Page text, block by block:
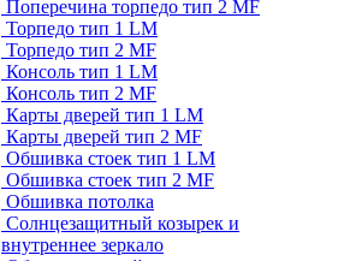
Поперечина торпедо тип 2 MF
Торпедо тип 1 LM
Торпедо тип 2 MF
Консоль тип 1 LM
Консоль тип 2 MF
Карты дверей тип 1 LM
Карты дверей тип 2 MF
Обшивка стоек тип 1 LM
Обшивка стоек тип 2 MF
Обшивка потолка
Солнцезащитный козырек и
внутреннее зеркало